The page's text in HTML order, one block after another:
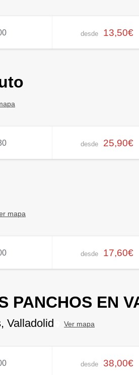
desde 13,50€
desde 25,90€
mapa
desde 17,60€
PANCHOS EN
Valladolid Ver mapa
desde 38,00€